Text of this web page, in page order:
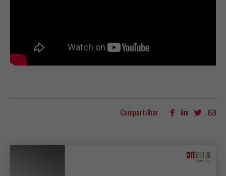
Compartilhar